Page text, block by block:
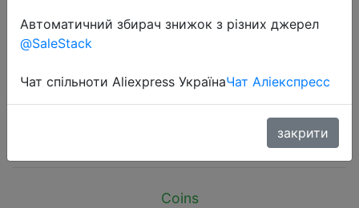
Lighting USB Charging Wireless
Magentic Suction LED Cabinet
Lights
Coins
Автоматичний збирач знижок з різних джерел
@SaleStack
Чат спільноти Aliexpress УкраїнаЧат Аліекспресс
закрити